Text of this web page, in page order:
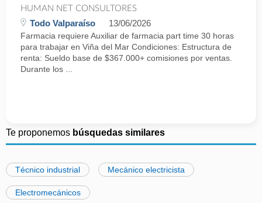
HUMAN NET CONSULTORES
Todo Valparaíso 13/06/2026
Farmacia requiere Auxiliar de farmacia part time 30 horas
para trabajar en Viña del Mar Condiciones: Estructura de
renta: Sueldo base de $367.000+ comisiones por ventas.
Durante los ...
Te proponemos búsquedas similares
Técnico industrial Mecánico electricista
Electromecánicos